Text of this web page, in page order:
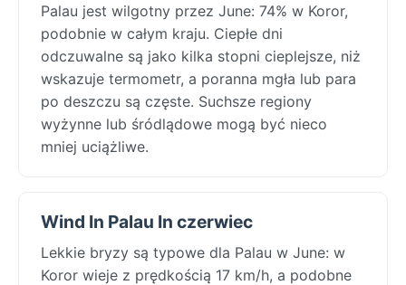
Palau jest wilgotny przez June: 74% w Koror,
podobnie w całym kraju. Ciepłe dni
odczuwalne są jako kilka stopni cieplejsze, niż
wskazuje termometr, a poranna mgła lub para
po deszczu są częste. Suchsze regiony
wyżynne lub śródlądowe mogą być nieco
mniej uciążliwe.
Wind In Palau In czerwiec
Lekkie bryzy są typowe dla Palau w June: w
Koror wieje z prędkością 17 km/h, a podobne